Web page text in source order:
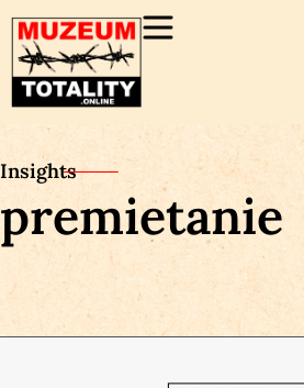
Insights
premietanie